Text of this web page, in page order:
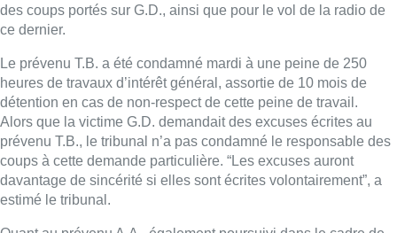
des coups portés sur G.D., ainsi que pour le vol de la radio de
ce dernier.
Le prévenu T.B. a été condamné mardi à une peine de 250
heures de travaux d’intérêt général, assortie de 10 mois de
détention en cas de non-respect de cette peine de travail.
Alors que la victime G.D. demandait des excuses écrites au
prévenu T.B., le tribunal n’a pas condamné le responsable des
coups à cette demande particulière. “Les excuses auront
davantage de sincérité si elles sont écrites volontairement”, a
estimé le tribunal.